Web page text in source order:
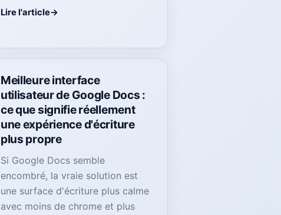
Lire l'article
Meilleure interface
utilisateur de Google Docs :
ce que signifie réellement
une expérience d'écriture
plus propre
Si Google Docs semble
encombré, la vraie solution est
une surface d'écriture plus calme
avec moins de chrome et plus